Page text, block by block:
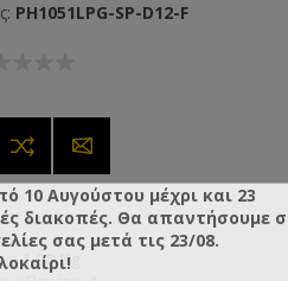
PH1051LPG-SP-D12-F
1,00 Kg
10 Αυγούστου μέχρι και 23
διακοπές. Θα απαντήσουμε
σας μετά τις 23/08.